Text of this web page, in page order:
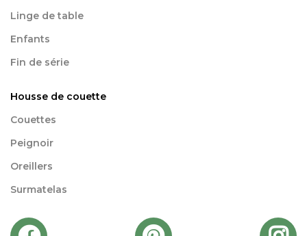
Linge de table
Enfants
Fin de série
Housse de couette
Couettes
Peignoir
Oreillers
Surmatelas